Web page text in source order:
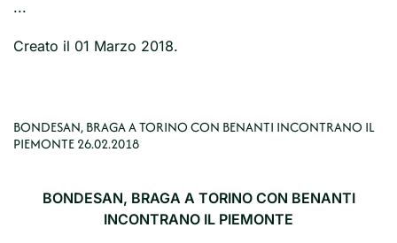
...
Creato il 01 Marzo 2018.
BONDESAN, BRAGA A TORINO CON BENANTI INCONTRANO IL
PIEMONTE 26.02.2018
BONDESAN, BRAGA A TORINO CON BENANTI
INCONTRANO IL PIEMONTE